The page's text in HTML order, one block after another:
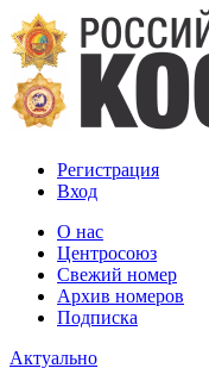
Регистрация
Вход
О нас
Центросоюз
Свежий номер
Архив номеров
Подписка
Актуально